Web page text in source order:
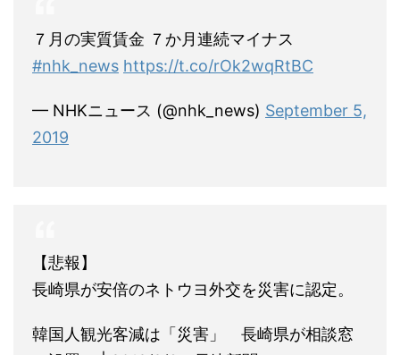
７月の実質賃金 ７か月連続マイナス
#nhk_news https://t.co/rOk2wqRtBC
— NHKニュース (@nhk_news) September 5,
2019
【悲報】
長崎県が安倍のネトウヨ外交を災害に認定。
韓国人観光客減は「災害」 長崎県が相談窓